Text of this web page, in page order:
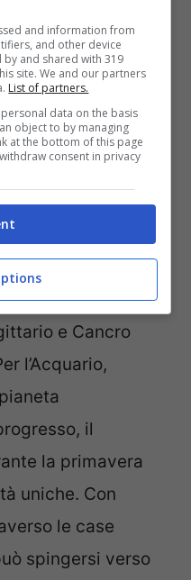
dalla loro
e dalla visione
una
3
ha una profonda
dei segni
e Cancro
l’Acquario,
il
la primavera
uniche. Con
le case
spingersi verso
and information from
and other device
by and shared with 319
site. We and our partners
List of partners.
data on the basis
object to by managing
at the bottom of this page
consent in privacy